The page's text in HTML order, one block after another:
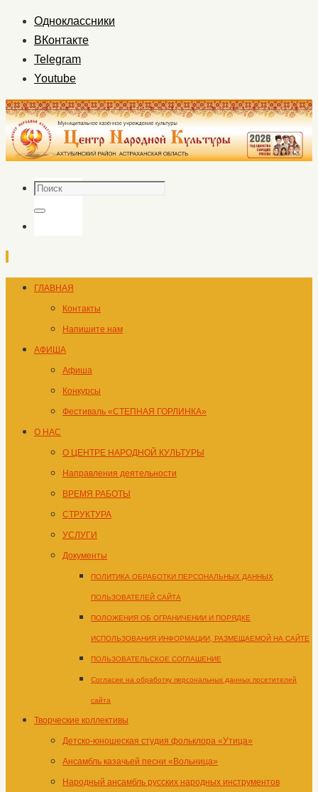
Одноклассники
ВКонтакте
Telegram
Youtube
Поиск
Поиск
Перейти
содержимому
ГЛАВНАЯ
Контакты
Напишите нам
АФИША
Афиша
Конкурсы
Фестиваль «СТЕПНАЯ ГОРЛИНКА»
О НАС
О ЦЕНТРЕ НАРОДНОЙ КУЛЬТУРЫ
Направления деятельности
ВРЕМЯ РАБОТЫ
СТРУКТУРА
УСЛУГИ
Документы
ПОЛИТИКА ОБРАБОТКИ ПЕРСОНАЛЬНЫХ ДАННЫХ
ПОЛЬЗОВАТЕЛЕЙ САЙТА
ПОЛОЖЕНИЯ ОБ ОГРАНИЧЕНИИ И ПОРЯДКЕ
ИСПОЛЬЗОВАНИЯ ИНФОРМАЦИИ, РАЗМЕЩАЕМОЙ НА САЙТЕ
ПОЛЬЗОВАТЕЛЬСКОЕ СОГЛАШЕНИЕ
Согласие на обработку персональных данных посетителей
сайта
Творческие коллективы
Детско-юношеская студия фольклора «Утица»
Ансамбль казачьей песни «Вольница»
Народный ансамбль русских народных инструментов